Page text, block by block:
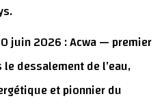
juin 2026 : Acwa — premier
dessalement de l’eau,
et pionnier du